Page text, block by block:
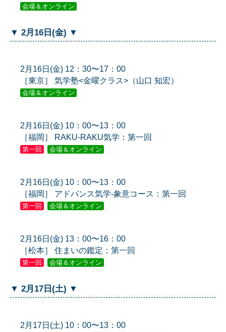
会場＆オンライン
▼ 2月16日(金) ▼
2月16日(金) 12：30〜17：00
［東京］ 気学塾<金曜クラス>（山口 知宏）
会場＆オンライン
2月16日(金) 10：00〜13：00
［福岡］ RAKU-RAKU気学：第一回
第一回 会場＆オンライン
2月16日(金) 10：00〜13：00
［福岡］ アドバンス気学-象意コース：第一回
第一回 会場＆オンライン
2月16日(金) 13：00〜16：00
［松本］ 住まいの鑑定：第一回
第一回 会場＆オンライン
▼ 2月17日(土) ▼
2月17日(土) 10：00〜13：00